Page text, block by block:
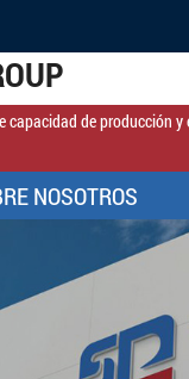
capacidad de producción
NOSOTROS